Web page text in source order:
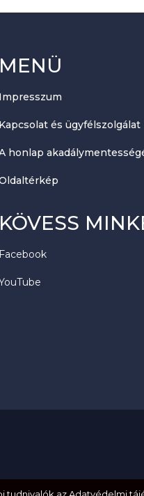
MENÜ
Impresszum
Kapcsolat és ügyfélszolgálat
honlap
KÖVESS
Facebook